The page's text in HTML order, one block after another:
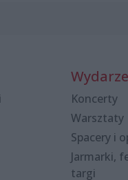
Koncerty
Warsztaty
Spacery i
Jarmarki,
targi